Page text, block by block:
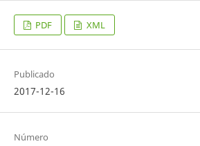
PDF XML
Publicado
2017-12-16
Número